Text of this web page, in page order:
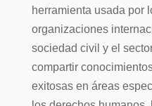
herramienta usada por
organizaciones
sociedad civil y el
compartir
exitosas en áreas